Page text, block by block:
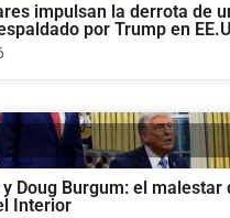
impulsan la derrota de
por Trump en
Doug Burgum: el malestar
Interior